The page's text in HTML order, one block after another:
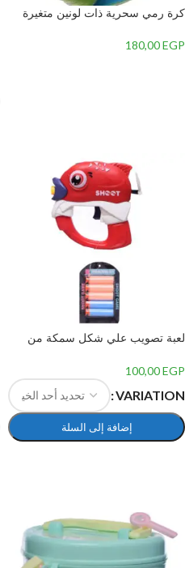
كرة رمي سحرية ذات لونين متغيرة
180,00EGP
لعبة تصويب علي شكل سمكة من
متعدد الألوان
100,00EGP
VARIATION
إضافة إلى السلة